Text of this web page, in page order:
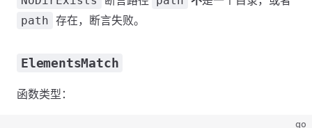
path 存在，断言失败。
ElementsMatch
函数类型：
go